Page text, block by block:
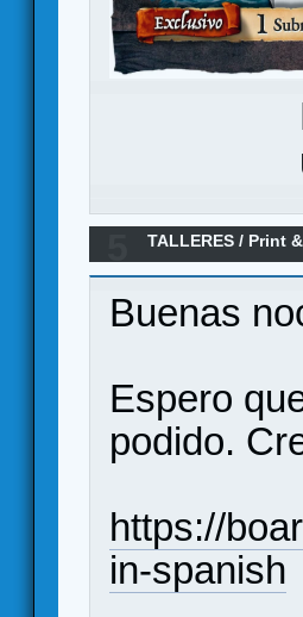
TALLERES / Print
Buenas
Espero
podido.
https://
in-spanish